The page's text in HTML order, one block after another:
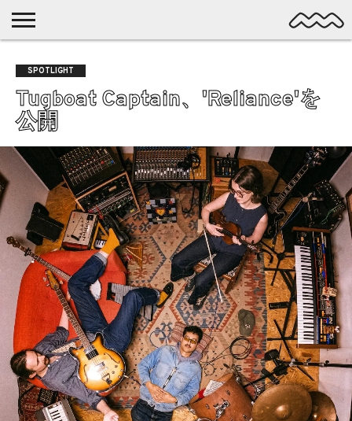
MUSIC
LATEST
POSTS
SPOTLIGHT
NYP
/ DL
DISCOVERY
ROCK
POP
ALTERNATIVE
ELECTRONIC
FOLK
PSYCH
DREAMPOP
POSTPUNK
LO-
FI
GARAGE
EXPERIMENTAL
SYNTHPOP
PUNK
SHOEGAZE
SOUL
BEDROOM
R&B
SPOTLIGHT
Tugboat Captain、'Reliance'を
公開